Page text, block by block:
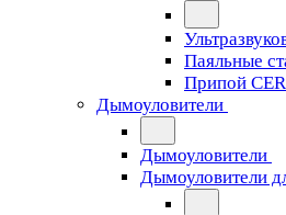
Паяльные
Припой
Дымоуловители
Дымоуловители
Дымоуловители